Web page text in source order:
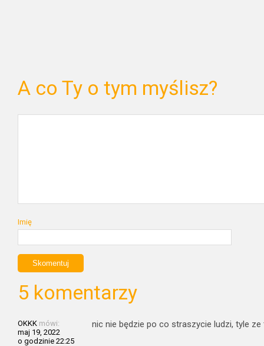
A co Ty o tym myślisz?
Imię
5 komentarzy
OKKK mówi:
maj 19, 2022
o godzinie 22:25
nic nie będzie po co straszycie ludzi, tyle